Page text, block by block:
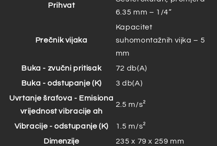
Prihvat
6.35 mm – 1/4“
Prečnik vijaka
Kapacitet
suhomontažnih vijka – 5
mm
Buka - zvučni pritisak
72 db(A)
Buka - odstupanje (K)
3 db(A)
Uvrtanje šrafova - Emisiona
vrijednost vibracije ah
2.5 m/s²
Vibracije - odstupanje (K)
1.5 m/s²
Dimenzije
235 x 79 x 259 mm